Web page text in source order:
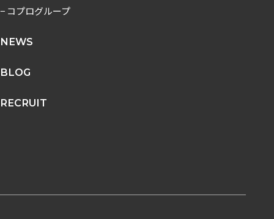
− コプログループ
NEWS
BLOG
RECRUIT